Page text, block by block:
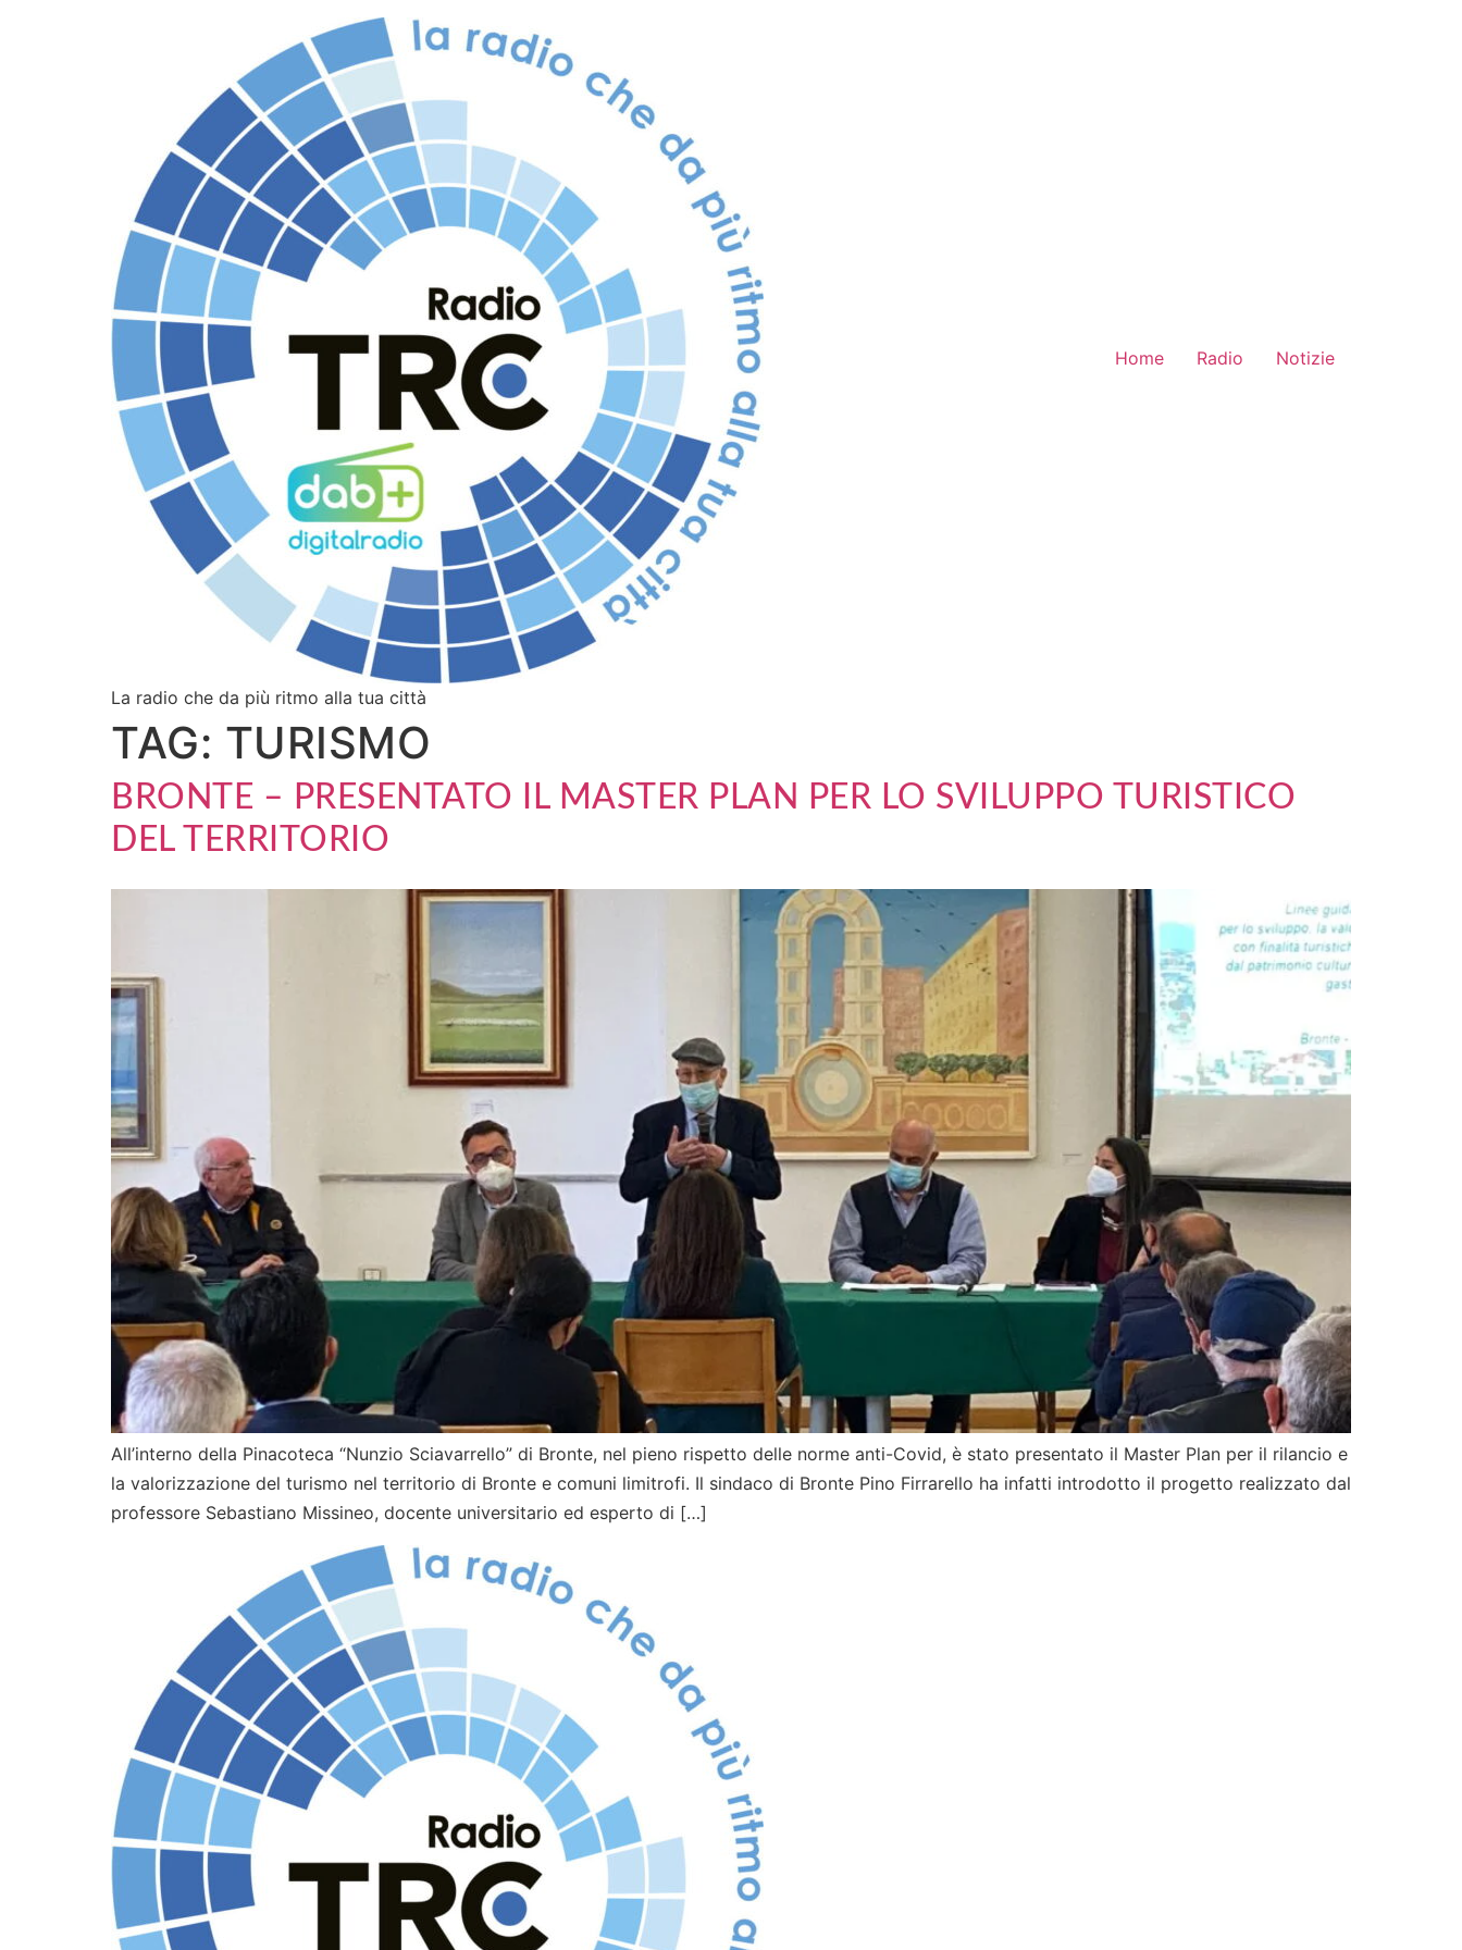
La radio che da più ritmo alla tua città
Home Radio Notizie
TAG: TURISMO
BRONTE – PRESENTATO IL MASTER PLAN PER LO SVILUPPO TURISTICO
DEL TERRITORIO
All’interno della Pinacoteca “Nunzio Sciavarrello” di Bronte, nel pieno rispetto delle norme anti-Covid, è stato presentato il Master Plan per il rilancio e
la valorizzazione del turismo nel territorio di Bronte e comuni limitrofi. Il sindaco di Bronte Pino Firrarello ha infatti introdotto il progetto realizzato dal
professore Sebastiano Missineo, docente universitario ed esperto di […]